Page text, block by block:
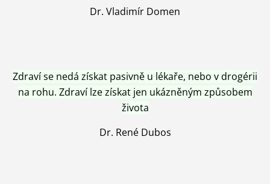
Dr. Vladimír Domen
Zdraví se nedá získat pasivně u lékaře, nebo v drogérii
na rohu. Zdraví lze získat jen ukázněným způsobem
života
Dr. René Dubos